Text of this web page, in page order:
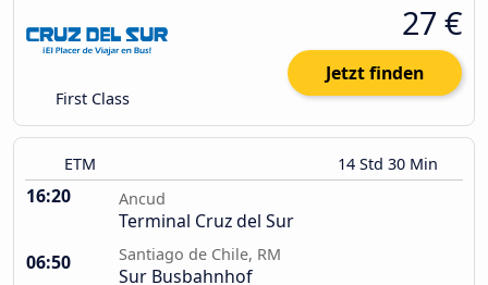
First Class
27 €
Jetzt finden
ETM 14 Std 30 Min
16:20 Ancud
Terminal Cruz del Sur
06:50
Santiago de Chile, RM
Sur Busbahnhof